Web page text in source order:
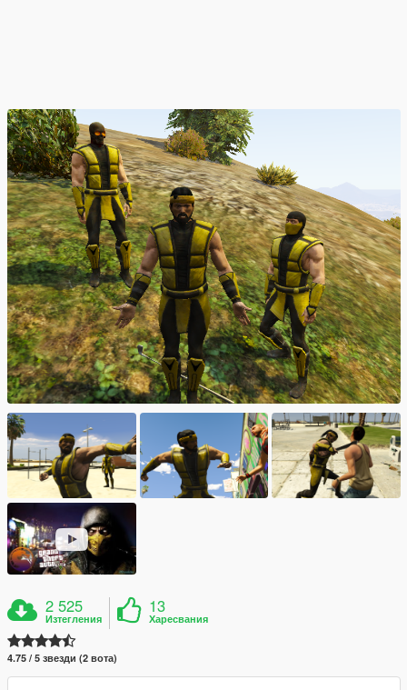
2 525
Изтегления
13
Харесвания
4.75 / 5 звезди (2 вота)